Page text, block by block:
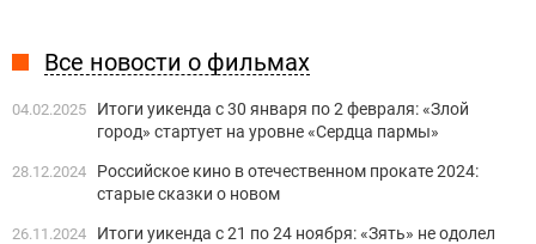
Все новости о фильмах
04.02.2025
Итоги уикенда с 30 января по 2 февраля: «Злой
город» стартует на уровне «Сердца пармы»
28.12.2024
Российское кино в отечественном прокате 2024:
старые сказки о новом
26.11.2024
Итоги уикенда с 21 по 24 ноября: «Зять» не одолел